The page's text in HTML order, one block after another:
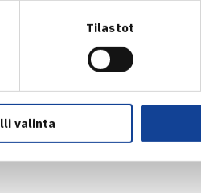
Tilastot
valinta
Puolustettuaan
on 127. Viimeiset
on kaksi turnausvoittoa ja
ympyröistä, kun hän